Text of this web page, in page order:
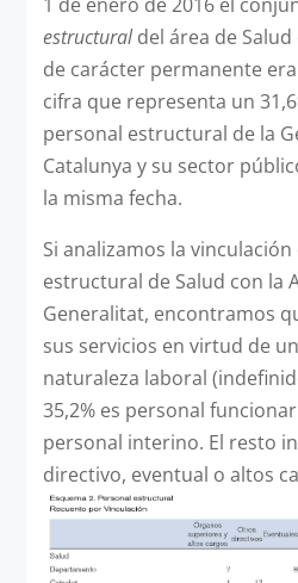
estructuraldel área de
de carácter permanente
cifra que representa un
personal estructural de la
Catalunya y su sector
la misma fecha.
Si analizamos la
estructural de Salud con la
Generalitat, encontramos
sus servicios en virtud de
naturaleza laboral
35,2% es personal
personal interino. El resto
directivo, eventual o altos